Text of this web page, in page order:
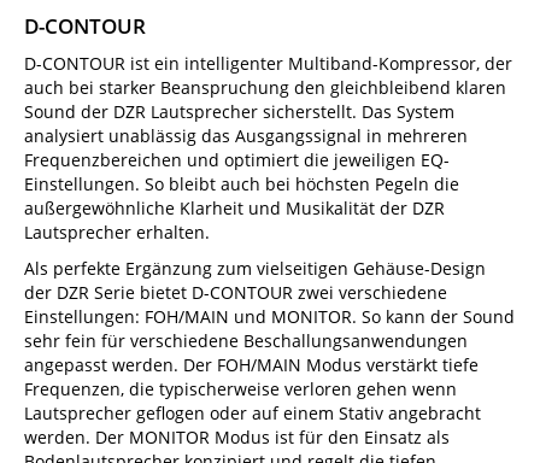
D-CONTOUR
D-CONTOUR ist ein intelligenter Multiband-Kompressor, der
auch bei starker Beanspruchung den gleichbleibend klaren
Sound der DZR Lautsprecher sicherstellt. Das System
analysiert unablässig das Ausgangssignal in mehreren
Frequenzbereichen und optimiert die jeweiligen EQ-
Einstellungen. So bleibt auch bei höchsten Pegeln die
außergewöhnliche Klarheit und Musikalität der DZR
Lautsprecher erhalten.
Als perfekte Ergänzung zum vielseitigen Gehäuse-Design
der DZR Serie bietet D-CONTOUR zwei verschiedene
Einstellungen: FOH/MAIN und MONITOR. So kann der Sound
sehr fein für verschiedene Beschallungsanwendungen
angepasst werden. Der FOH/MAIN Modus verstärkt tiefe
Frequenzen, die typischerweise verloren gehen wenn
Lautsprecher geflogen oder auf einem Stativ angebracht
werden. Der MONITOR Modus ist für den Einsatz als